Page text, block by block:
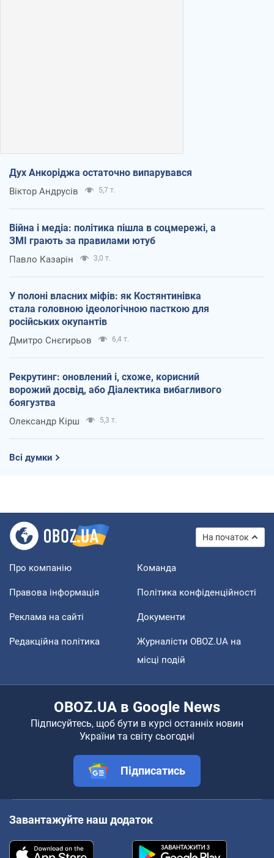
Дух Анкоріджа остаточно випарувався
Віктор Андрусів 5,7 т.
Війна і медіа: політика пішла в соцмережі, а
ЗМІ грають за правилами ютуб
Павло Казарін 3,0 т.
У полоні власних міфів: як Костянтинівка
стала головною ідеологічною пасткою для
російських окупантів
Дмитро Снєгирьов 6,4 т.
Рекрутинг: оновлений і, схоже, корисний
ворожий досвід, або Діалектика вибагливого
боягузтва
Олександр Кірш 5,3 т.
Всі думки
На початок
Про компанію Команда
Правова інформація Політика конфіденційності
Реклама на сайті Документи
Редакційна політика
Журналісти OBOZ.UA на
місці подій
OBOZ.UA в Google News
Підписуйтесь, щоб бути в курсі останніх новин
України та світу сьогодні
Підписатись
Завантажуйте наш додаток